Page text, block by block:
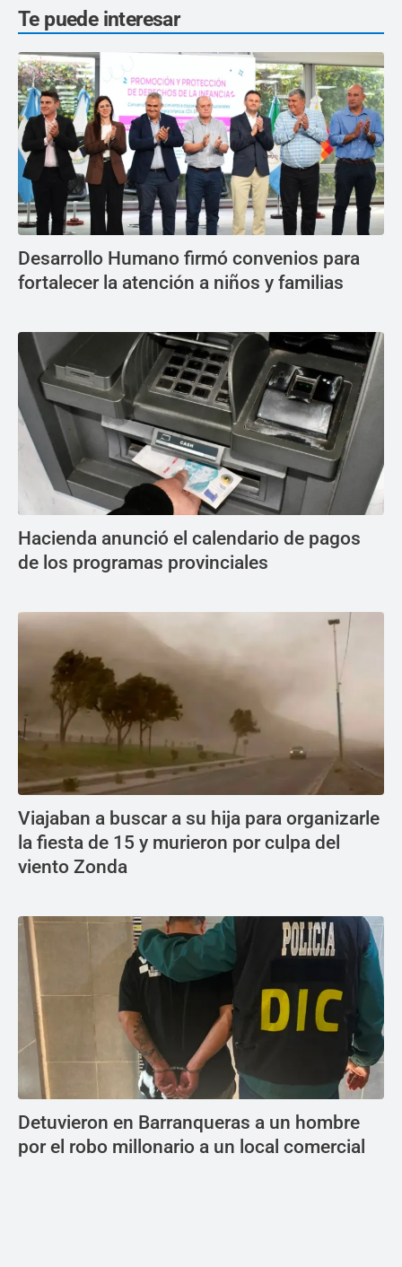
Te puede interesar
Desarrollo Humano firmó convenios para
fortalecer la atención a niños y familias
Hacienda anunció el calendario de pagos
de los programas provinciales
Viajaban a buscar a su hija para organizarle
la fiesta de 15 y murieron por culpa del
viento Zonda
Detuvieron en Barranqueras a un hombre
por el robo millonario a un local comercial